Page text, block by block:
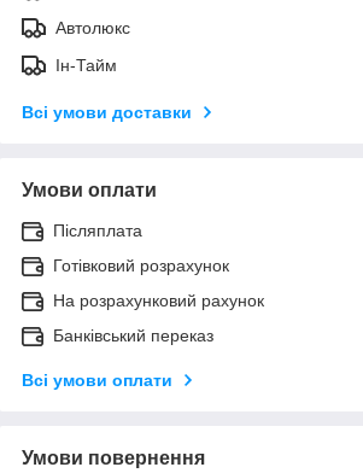
Автолюкс
Ін-Тайм
Всі умови доставки
Умови оплати
Післяплата
Готівковий розрахунок
На розрахунковий рахунок
Банківський переказ
Всі умови оплати
Умови повернення